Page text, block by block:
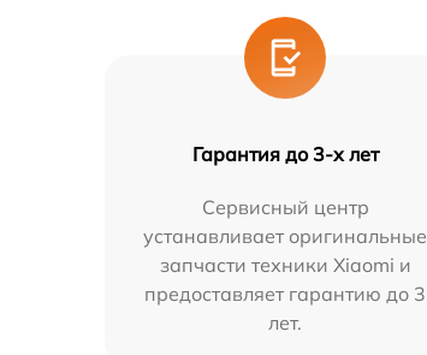
Гарантия до 3-х лет
Сервисный центр
устанавливает оригинальные
запчасти техники Xiaomi и
предоставляет гарантию до 3
лет.